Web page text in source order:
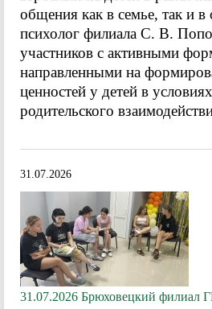
общения как в семье, так и
психолог филиала С. В.
участников с активными
направленными на
ценностей у детей в
родительского
31.07.2026
31.07.2026 Брюховецкий филиал